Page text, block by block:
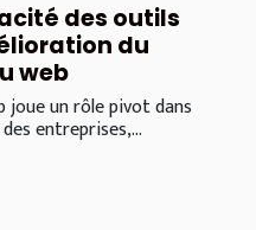
des outils
du
web
joue un rôle pivot dans
entreprises,...